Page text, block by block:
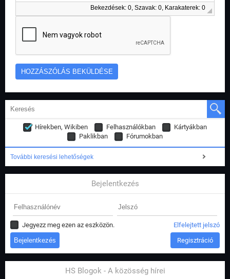
Bekezdések: 0, Szavak: 0, Karakaterek: 0
Hírekben, Wikiben Felhasználókban
Kártyákban
Paklikban
Fórumokban
További keresési lehetőségek
Bejelentkezés
Jegyezz meg ezen az eszközön. Elfelejtett jelszó
Regisztráció
HS Blogok - A közösség hírei